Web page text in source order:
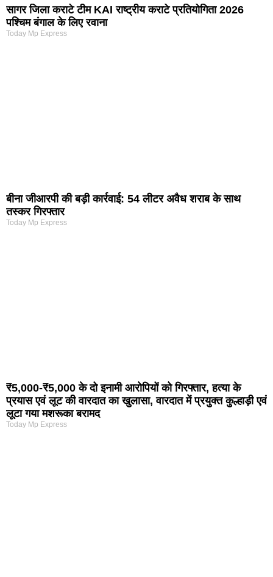
सागर जिला कराटे टीम KAI राष्ट्रीय कराटे प्रतियोगिता 2026
पश्चिम बंगाल के लिए रवाना
Today Mp Express
बीना जीआरपी की बड़ी कार्रवाई: 54 लीटर अवैध शराब के साथ
तस्कर गिरफ्तार
Today Mp Express
₹5,000-₹5,000 के दो इनामी आरोपियों को गिरफ्तार, हत्या के
प्रयास एवं लूट की वारदात का खुलासा, वारदात में प्रयुक्त कुल्हाड़ी एवं
लूटा गया मशरूका बरामद
Today Mp Express